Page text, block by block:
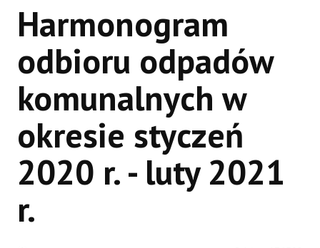
KONTAKT
O SPÓŁCE
Harmonogram
odbioru odpadów
komunalnych w
okresie styczeń
2020 r. - luty 2021
r.